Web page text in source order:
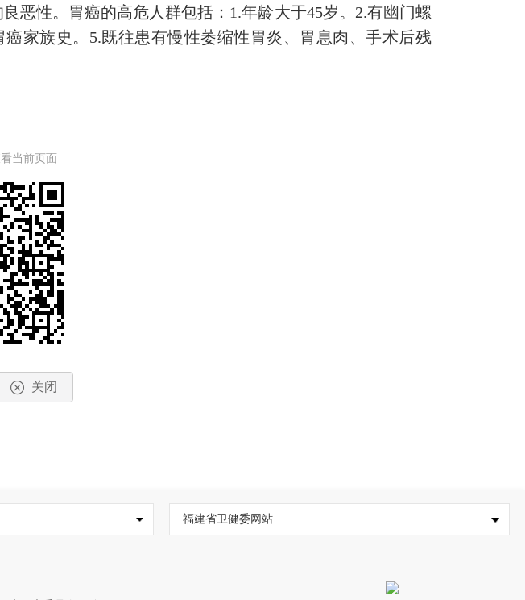
恶性。胃癌的高危人群包括：1.年龄大于45岁。2.有幽门螺
家族史。5.既往患有慢性萎缩性胃炎、胃息肉、手术后残
当前页面
关闭
福建省卫健委网站